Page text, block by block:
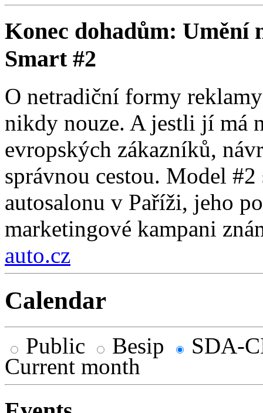
Konec dohadům: Umění
Smart #2
O netradiční formy
nikdy nouze. A jestli jí má
evropských zákazníků,
správnou cestou. Model
autosalonu v Paříži, jeho
marketingové kampani
auto.cz
Calendar
Public Besip
SDA-
Current month